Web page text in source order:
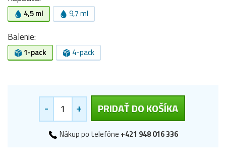
4,5 ml 9,7 ml
Balenie:
1-pack 4-pack
- + PRIDAŤ DO KOŠÍKA
Nákup po telefóne +421 948 016 336